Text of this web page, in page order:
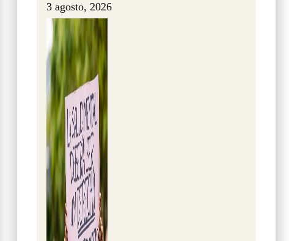
3 agosto, 2026